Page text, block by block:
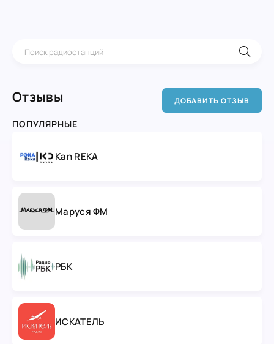
Отзывы ДОБАВИТЬ ОТЗЫВ
ПОПУЛЯРНЫЕ
Kan REKA
Маруся ФМ
РБК
ИСКАТЕЛЬ